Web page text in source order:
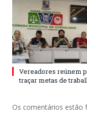
Vereadores reúnem
traçar metas de
Os comentários estão